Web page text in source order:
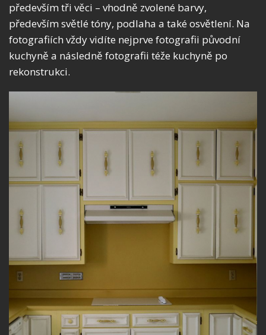
především tři věci – vhodně zvolené barvy,
především světlé tóny, podlaha a také osvětlení. Na
fotografiích vždy vidíte nejprve fotografii původní
kuchyně a následně fotografii téže kuchyně po
rekonstrukci.